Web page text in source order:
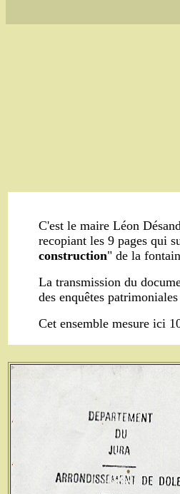
C'est le maire Léon
recopiant les 9 pages qui
construction" de la
La transmission du
des enquêtes
Cet ensemble mesure ici